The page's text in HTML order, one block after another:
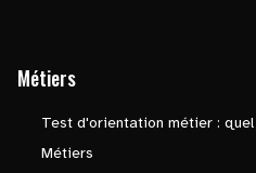
Métiers
Test d'orientation métier :
Métiers